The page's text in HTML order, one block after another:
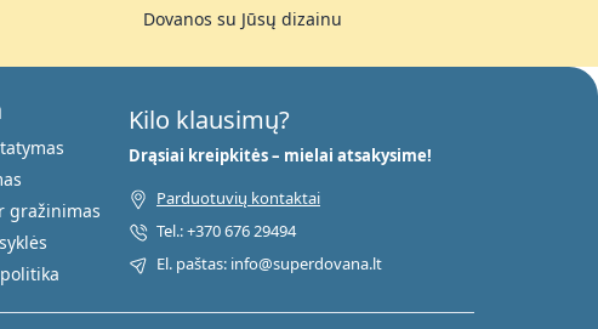
Dovanos su Jūsų dizainu
gražinimas
Kilo klausimų?
Drąsiai kreipkitės – mielai atsakysime!
Parduotuvių kontaktai
Tel.: +370 676 29494
El. paštas: info@superdovana.lt